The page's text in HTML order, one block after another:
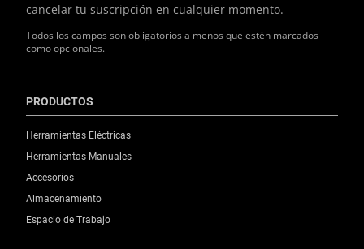
Todos los campos son obligatorios a menos que estén marcados
como opcionales.
cancelar tu suscripción en cualquier momento.
PRODUCTOS
Herramientas Eléctricas
Herramientas Manuales
Accesorios
Almacenamiento
Espacio de Trabajo